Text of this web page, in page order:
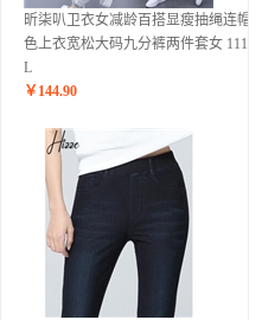
昕柒叭卫衣女减龄百搭显瘦抽绳连帽纯
色上衣宽松大码九分裤两件套女 1117白
L
￥ 144.90